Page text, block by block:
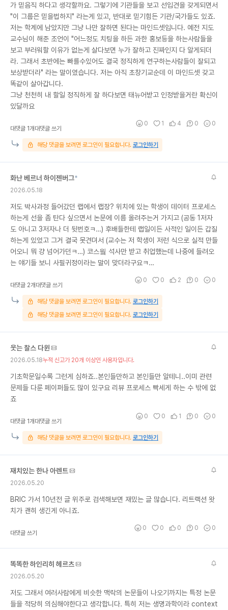
가 믿음직 하다고 생각할까요. 그렇기에 기관들을 보고 선입견을 갖게되면서
"이 그룹은 믿을법하지" 라는게 있고, 반대로 믿기힘든 기관/국가들도 있죠.
저는 학계에 남았지만 그냥 나만 잘하면 된다는 마인드셋입니다. 예전 지도
교수님이 해준 조언이 "어느정도 치팅을 하든 과한 홍보등을 하는사람들을
보고 부러워할 이유가 없는게 살다보면 누가 잘하고 진짜인지 다 알게되더
라. 그래서 초반에는 빠를수있어도 결국 정직하게 연구하는사람들이 잘되고
보상받더라" 라는 말이였습니다. 저는 아직 초창기교순데 이 마인드셋 갖고
똑같이 살아갑니다.
그냥 천천히 내 할일 정직하게 잘 하다보면 태뉴어받고 인정받을거란 확신이
있달까요
대댓글 1개대댓글 쓰기
0 1 4 0 0
해당 댓글을 보려면 로그인이 필요합니다. 로그인하기
화난 베르너 하이젠버그*
2026.05.18
저도 박사과정 들어갔던 랩에서 랩장? 위치에 있는 학생이 데이터 프로세스
하는게 선을 좀 탄다 싶으면서 논문에 이름 올려주는거 가지고 (공동 1저자
도 아니고 3저자나 더 뒷번호ㅋ…) 후배들한테 랩일이든 사적인 일이든 갑질
하는게 있었고 그거 결국 못견뎌서 (교수는 저 학생이 저런 식으로 실적 만들
어오니 뭐 걍 넘어가던ㅋ…) 코스웤 석사만 받고 취업했는데 나중에 들려오
는 얘기들 보니 사필귀정이라는 말이 맞더라구요ㅋ…
대댓글 2개대댓글 쓰기
0 0 2 0 0
해당 댓글을 보려면 로그인이 필요합니다. 로그인하기
해당 댓글을 보려면 로그인이 필요합니다. 로그인하기
웃는 찰스 다윈
2026.05.18누적 신고가 20개 이상인 사용자입니다.
기초학문일수록 그런게 심하죠..본인들만하고 본인들만 알테니..이미 관련
문제들 다룬 페이퍼들도 많이 있구요 리뷰 프로세스 빡세게 하는 수 밖에 없
죠
대댓글 1개대댓글 쓰기
0 0 1 0 0
해당 댓글을 보려면 로그인이 필요합니다. 로그인하기
재치있는 한나 아렌트
2026.05.20
BRIC 가서 10년전 글 위주로 검색해보면 재밌는 글 많습니다. 리트랙션 왓
치가 괜히 생긴게 아니죠.
대댓글 쓰기
0 0 0 0 0
똑똑한 하인리히 헤르츠
2026.05.20
저도 그래서 여러사람에게 비슷한 맥락의 논문들이 나오기까지는 특정 논문
들을 적당히 의심해야한다고 생각합니다. 특히 저는 생명과학이라 context